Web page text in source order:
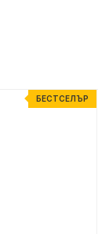
БЕСТСЕЛЪР